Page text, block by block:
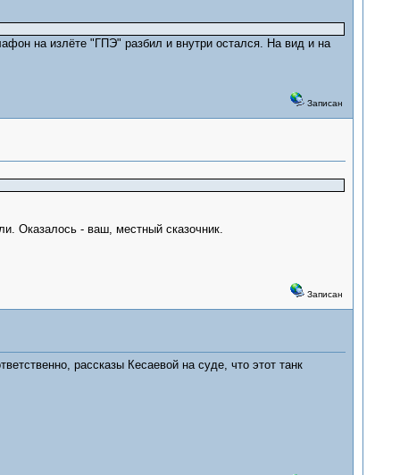
на излёте "ГПЭ" разбил и внутри остался. На вид и на
Записан
Оказалось - ваш, местный сказочник.
Записан
рассказы Кесаевой на суде, что этот танк